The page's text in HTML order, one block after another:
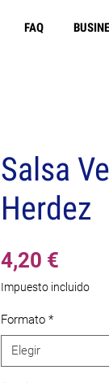
FAQ
Salsa
Herdez
4,20 €
Impuesto incluido
Formato *
Elegir